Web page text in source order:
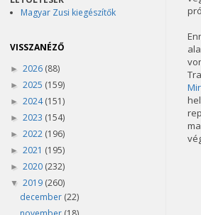
Magyar Zusi kiegészítők
VISSZANÉZŐ
► 2026 (88)
► 2025 (159)
► 2024(151)
► 2023 (154)
► 2022 (196)
► 2021 (195)
► 2020 (232)
▼ 2019 (260)
december (22)